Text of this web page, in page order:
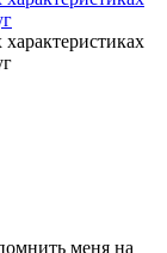
меня на